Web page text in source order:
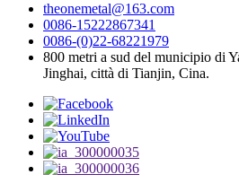
theonemetal@163.com
0086-15222867341
0086-(0)22-68221979
800 metri a sud del municipio di
Jinghai, città di Tianjin, Cina.